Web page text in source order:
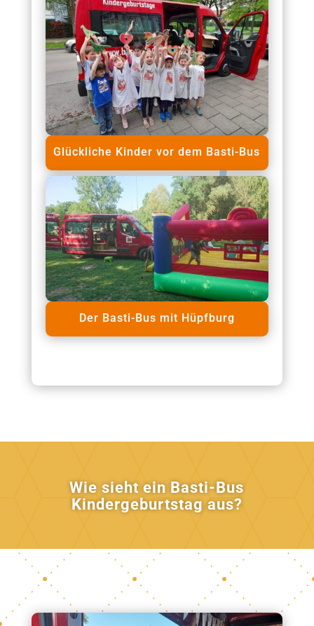
Glückliche Kinder vor dem Basti-Bus
Der Basti-Bus mit Hüpfburg
Wie sieht ein Basti-Bus
Kindergeburtstag aus?